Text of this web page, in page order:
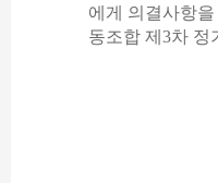
에게 의결사항
동조합 제 3차 정